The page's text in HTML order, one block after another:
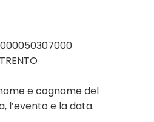
e cognome del
l’evento e la data.